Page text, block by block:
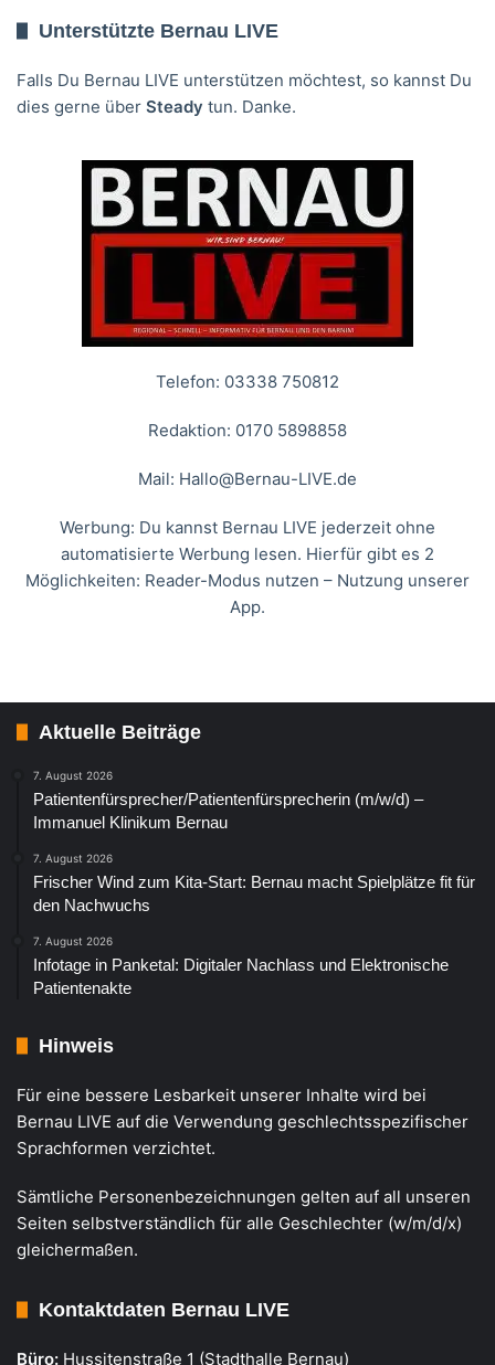
Unterstützte Bernau LIVE
Falls Du Bernau LIVE unterstützen möchtest, so kannst Du
dies gerne über Steady tun. Danke.
Telefon: 03338 750812
Redaktion: 0170 5898858
Mail: Hallo@Bernau-LIVE.de
Werbung: Du kannst Bernau LIVE jederzeit ohne
automatisierte Werbung lesen. Hierfür gibt es 2
Möglichkeiten: Reader-Modus nutzen – Nutzung unserer
App.
Aktuelle Beiträge
7. August 2026
Patientenfürsprecher/Patientenfürsprecherin (m/w/d) –
Immanuel Klinikum Bernau
7. August 2026
Frischer Wind zum Kita-Start: Bernau macht Spielplätze fit für
den Nachwuchs
7. August 2026
Infotage in Panketal: Digitaler Nachlass und Elektronische
Patientenakte
Hinweis
Für eine bessere Lesbarkeit unserer Inhalte wird bei
Bernau LIVE auf die Verwendung geschlechtsspezifischer
Sprachformen verzichtet.
Sämtliche Personenbezeichnungen gelten auf all unseren
Seiten selbstverständlich für alle Geschlechter (w/m/d/x)
gleichermaßen.
Kontaktdaten Bernau LIVE
Büro: Hussitenstraße 1 (Stadthalle Bernau)